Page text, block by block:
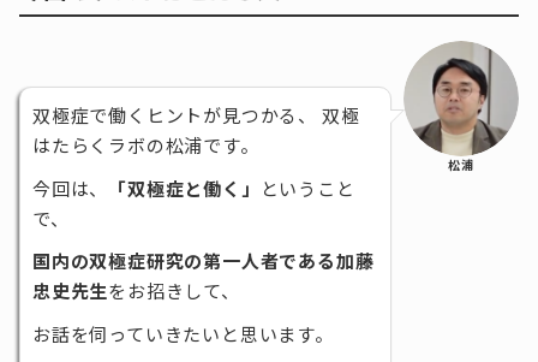
双極症で働くヒントが見つかる、 双極
はたらくラボの松浦です。
今回は、
「双極症と働く」
ということ
で、
国内の双極症研究の第一人者である加藤
忠史先生をお招きして、
お話を伺っていきたいと思います。
松浦